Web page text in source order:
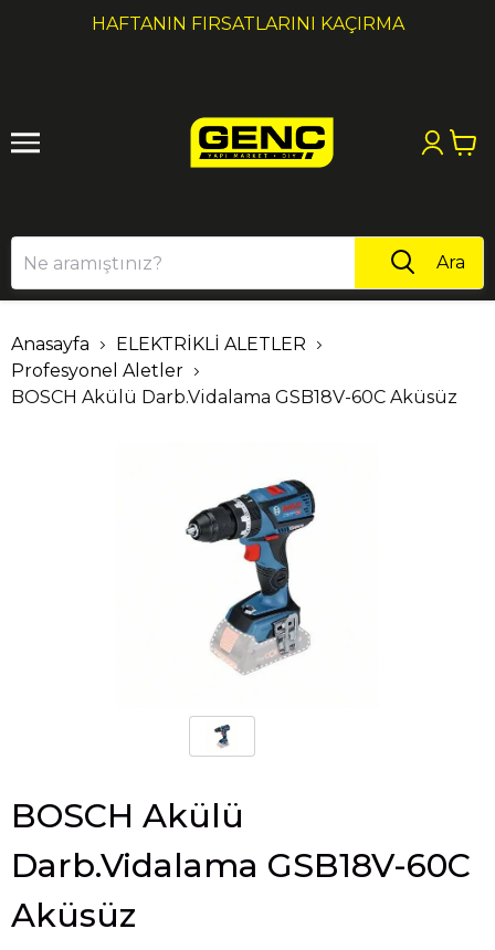
HAFTANIN FIRSATLARINI KAÇIRMA
1 2
Ara
Anasayfa
ELEKTRİKLİ ALETLER
Profesyonel Aletler
BOSCH Akülü Darb.Vidalama GSB18V-60C Aküsüz
BOSCH Akülü
Darb.Vidalama GSB18V-60C
Aküsüz